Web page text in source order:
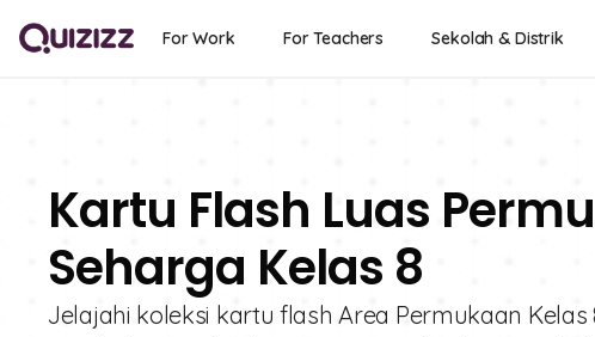
For Work For Teachers Sekolah & Distrik
Kartu Flash Luas
Seharga Kelas 8
Jelajahi koleksi kartu flash Area Permukaan